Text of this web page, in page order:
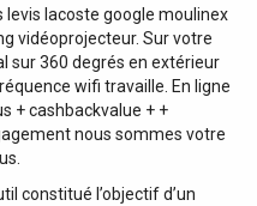
lacoste google moulinex
vidéoprojecteur. Sur votre
sur 360 degrés en extérieur
wifi travaille. En ligne
+ cashbackvalue + +
nous sommes votre
constitué l’objectif d’un